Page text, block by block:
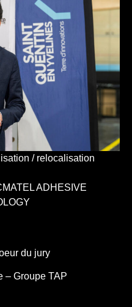
/ relocalisation
ADHESIVE
du jury
– Groupe TAP